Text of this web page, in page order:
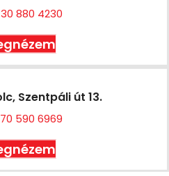
880 4230
Szentpáli út 13.
590 6969